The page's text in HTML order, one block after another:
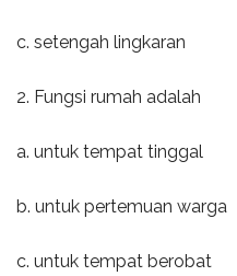
c. setengah lingkaran
2. Fungsi rumah adalah
a. untuk tempat tinggal
b. untuk pertemuan warga
c. untuk tempat berobat